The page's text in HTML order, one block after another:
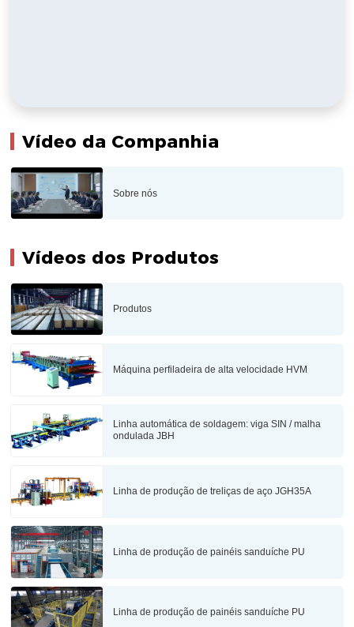
Vídeo da Companhia
Sobre nós
Vídeos dos Produtos
Produtos
Máquina perfiladeira de alta velocidade HVM
Linha automática de soldagem: viga SIN / malha
ondulada JBH
Linha de produção de treliças de aço JGH35A
Linha de produção de painéis sanduíche PU
Linha de produção de painéis sanduíche PU